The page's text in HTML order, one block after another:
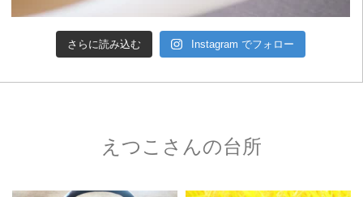
さらに読み込む Instagram でフォロー
えつこさんの台所